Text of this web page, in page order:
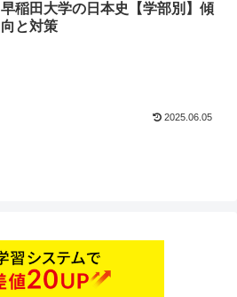
早稲田大学の日本史【学部別】傾
向と対策
2025.06.05